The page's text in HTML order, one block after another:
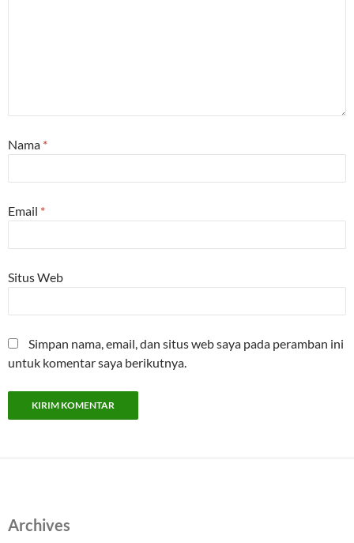
Nama *
Email *
Situs Web
Simpan nama, email, dan situs web saya pada peramban ini
untuk komentar saya berikutnya.
Archives